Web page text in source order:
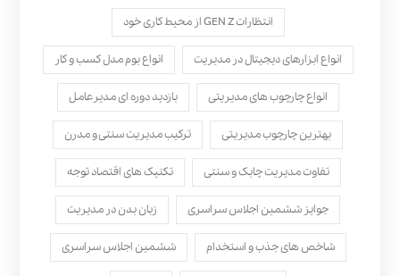
انتظارات GEN Z از محیط کاری خود
انواع ابزارهای دیجیتال در مدیریت انواع بوم مدل کسب‌ و کار
انواع چارچوب های مدیریتی بازدید دوره ای مدیرعامل
بهترین چارچوب مدیریتی ترکیب مدیریت سنتی و مدرن
تفاوت مدیریت چابک و سنتی تکنیک های اقتصاد توجه
جوایز ششمین اجلاس سراسری زبان بدن در مدیریت
شاخص های جذب و استخدام ششمین اجلاس سراسری